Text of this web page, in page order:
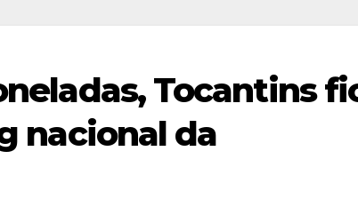
Tocantins
nacional da